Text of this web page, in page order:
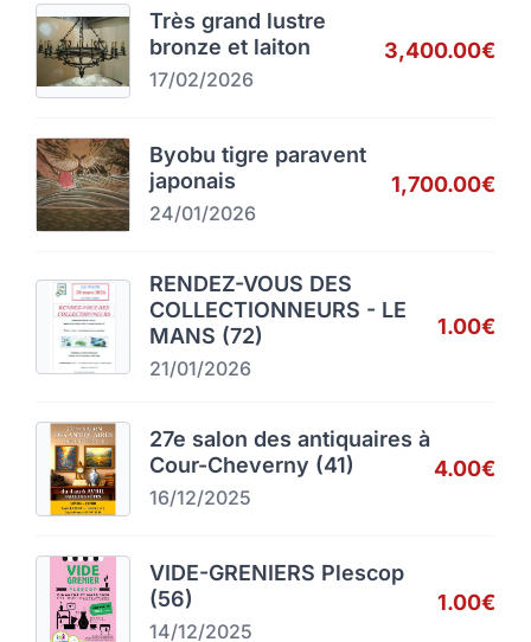
Très grand lustre
bronze et laiton
17/02/2026
3,400.00€
Byobu tigre paravent
japonais
24/01/2026
1,700.00€
RENDEZ-VOUS DES
COLLECTIONNEURS - LE
MANS (72)
21/01/2026
1.00€
27e salon des antiquaires à
Cour-Cheverny (41)
16/12/2025
4.00€
VIDE-GRENIERS Plescop
(56)
14/12/2025
1.00€